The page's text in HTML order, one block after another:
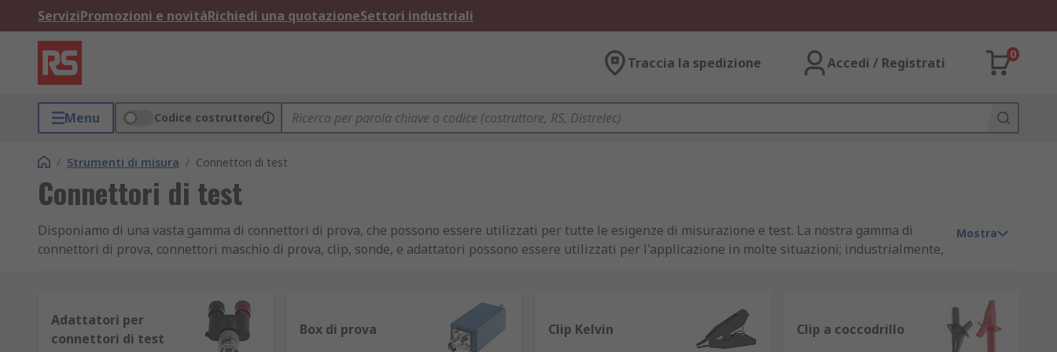
ServiziPromozioni e novitàRichiedi una quotazioneSettori industriali
Traccia la spedizione Accedi / Registrati
0
Menu Codice costruttore
/ Strumenti di misura / Connettori di test
Connettori di test
Disponiamo di una vasta gamma di connettori di prova, che possono essere utilizzati per tutte le esigenze di misurazione e test. La nostra gamma di
connettori di prova, connettori maschio di prova, clip, sonde, e adattatori possono essere utilizzati per l'applicazione in molte situazioni; industrialmente,
Cosa sono i connettori di prova e il loro uso?
I connettori di prova sono utilizzati con apparecchiature di misurazione e prova, ad esempio come puntalieoscilloscopi
Mostra
Adattatori per
connettori di test
Box di prova Clip Kelvin Clip a coccodrillo